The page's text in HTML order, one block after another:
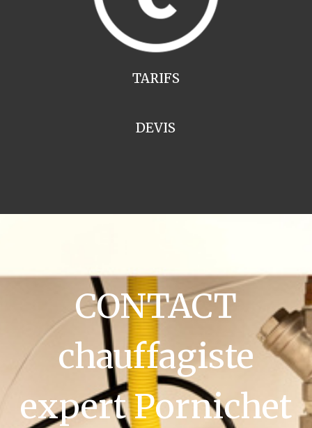
TARIFS
DEVIS
CONTACT
chauffagiste
expert Pornichet